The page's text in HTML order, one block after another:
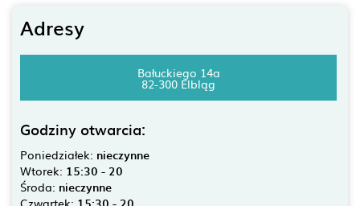
Adresy
Bałuckiego 14a
82-300 Elbląg
Godziny otwarcia:
Poniedziałek: nieczynne
Wtorek: 15:30 - 20
Środa: nieczynne
Czwartek: